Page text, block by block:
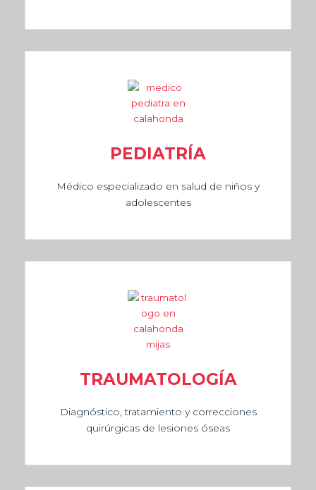
PEDIATRÍA
Médico especializado en salud de niños y
adolescentes
TRAUMATOLOGÍA
Diagnóstico, tratamiento y correcciones
quirúrgicas de lesiones óseas